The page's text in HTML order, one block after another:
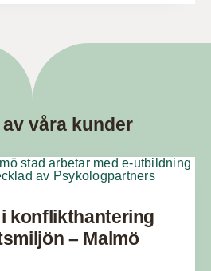
våra kunder
konflikthantering
– Malmö